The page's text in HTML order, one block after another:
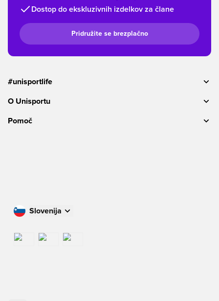
Dostop do ekskluzivnih izdelkov za člane
Pridružite se brezplačno
#unisportlife
O Unisportu
Pomoč
Slovenija